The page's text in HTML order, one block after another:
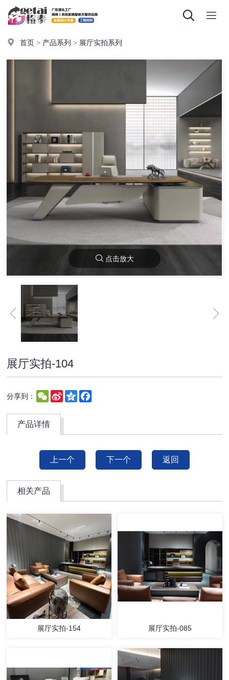
首页 > 产品系列 > 展厅实拍系列
点击放大
展厅实拍-104
分享到： WeChat
Sina
Weibo
Qzone
产品详情
上一个 下一个 返回
相关产品
展厅实拍-154 展厅实拍-085